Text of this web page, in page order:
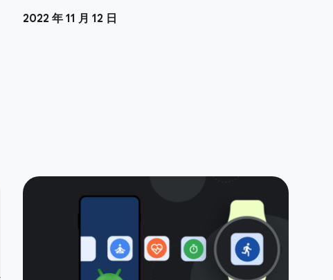
2022 年 11 月 12 日